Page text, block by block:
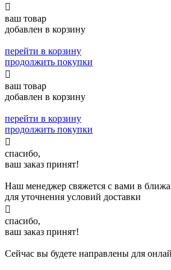

ваш товар
добавлен в корзину
перейти в корзину
продолжить покупки

ваш товар
добавлен в корзину
перейти в корзину
продолжить покупки

спасибо,
ваш заказ принят!
Наш менеджер свяжется с вами в
для уточнения условий доставки

спасибо,
ваш заказ принят!
Сейчас вы будете направлены для